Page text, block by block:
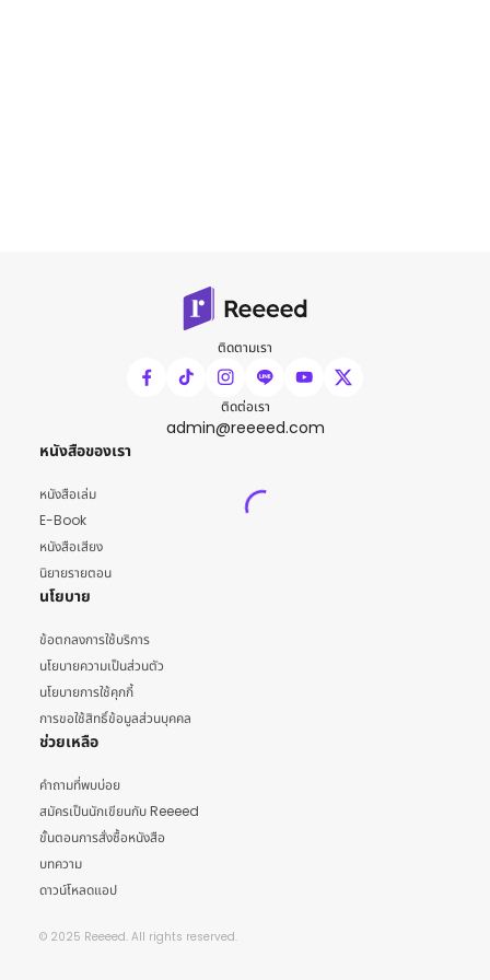
ติดตามเรา
ติดต่อเรา
admin@reeeed.com
หนังสือของเรา
หนังสือเล่ม
E-Book
หนังสือเสียง
นิยายรายตอน
นโยบาย
ข้อตกลงการใช้บริการ
นโยบายความเป็นส่วนตัว
นโยบายการใช้คุกกี้
การขอใช้สิทธิ์ข้อมูลส่วนบุคคล
ช่วยเหลือ
คำถามที่พบบ่อย
สมัครเป็นนักเขียนกับ Reeeed
ขั้นตอนการสั่งซื้อหนังสือ
บทความ
ดาวน์โหลดแอป
© 2025 Reeeed. All rights reserved.